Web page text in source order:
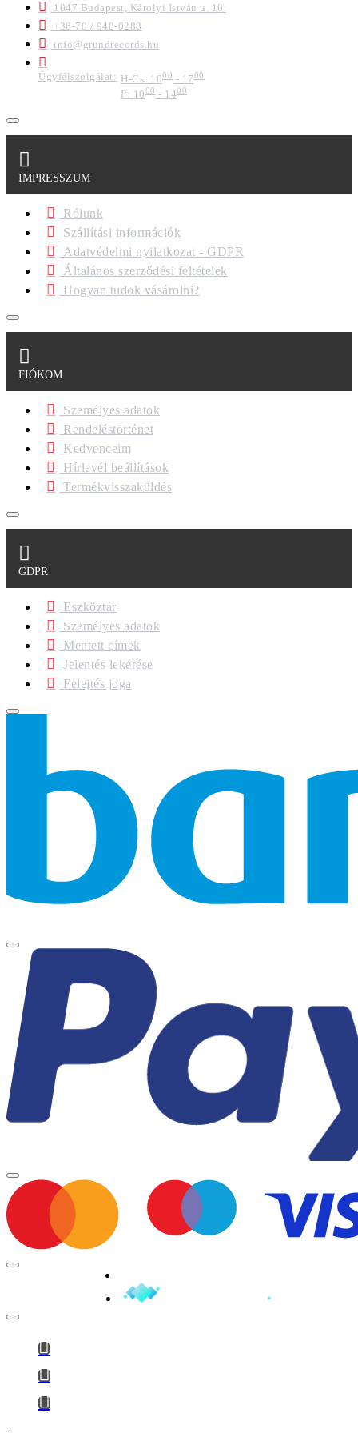
1047 Budapest, Károlyi István u. 10.
+36-70 / 948-0288
info@grundrecords.hu
Ügyfélszolgálat: H-Cs: 1000 - 1700
P: 1000- 1400
IMPRESSZUM
Rólunk
Szállítási információk
Adatvédelmi nyilatkozat - GDPR
Általános szerződési feltételek
Hogyan tudok vásárolni?
FIÓKOM
Személyes adatok
Rendeléstörténet
Kedvenceim
Hírlevél beállítások
Termékvisszaküldés
GDPR
Eszköztár
Személyes adatok
Mentett címek
Jelentés lekérése
Felejtés joga